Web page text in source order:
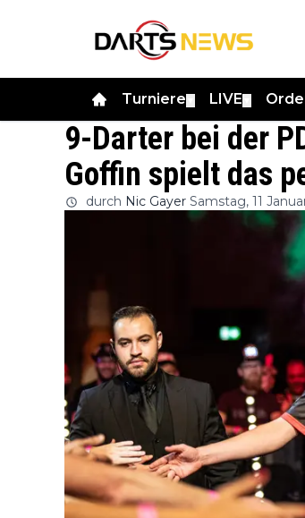
Turniere LIVE
9-Darter bei der
Goffin spielt das
durch Nic Gayer Samstag, 11